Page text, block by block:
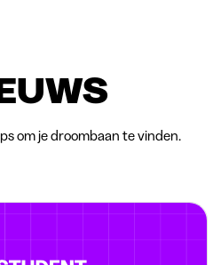
om je droombaan te vinden.